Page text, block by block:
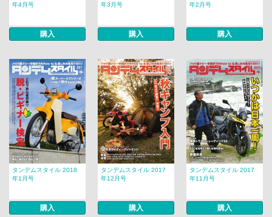
年4月号
購入
年3月号
購入
年2月号
購入
タンデムスタイル 2018
年1月号
購入
タンデムスタイル 2017
年12月号
購入
タンデムスタイル 2017
年11月号
購入